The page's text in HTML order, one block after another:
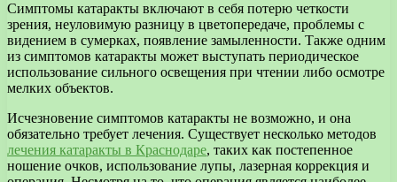
Симптомы катаракты включают в себя потерю четкости
зрения, неуловимую разницу в цветопередаче, проблемы с
видением в сумерках, появление замыленности. Также одним
из симптомов катаракты может выступать периодическое
использование сильного освещения при чтении либо осмотре
мелких объектов.
Исчезновение симптомов катаракты не возможно, и она
обязательно требует лечения. Существует несколько методов
лечения катаракты в Краснодаре, таких как постепенное
ношение очков, использование лупы, лазерная коррекция и